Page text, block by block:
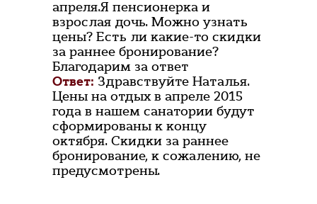
апреля.Я пенсионерка и
взрослая дочь. Можно узнать
цены? Есть ли какие-то скидки
за раннее бронирование?
Благодарим за ответ
Ответ: Здравствуйте Наталья.
Цены на отдых в апреле 2015
года в нашем санатории будут
сформированы к концу
октября. Скидки за раннее
бронирование, к сожалению, не
предусмотрены.